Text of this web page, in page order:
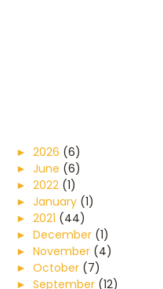
► 2026 (6)
► June (6)
► 2022 (1)
► January (1)
► 2021 (44)
► December (1)
► November (4)
► October (7)
► September (12)